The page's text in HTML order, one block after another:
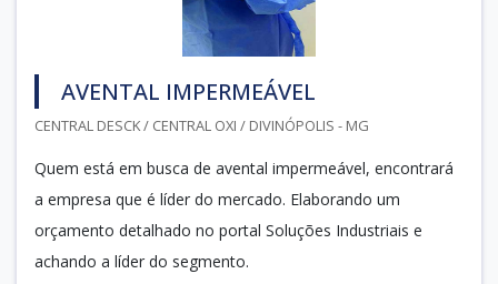
AVENTAL IMPERMEÁVEL
CENTRAL DESCK / CENTRAL OXI / DIVINÓPOLIS - MG
Quem está em busca de avental impermeável, encontrará
a empresa que é líder do mercado. Elaborando um
orçamento detalhado no portal Soluções Industriais e
achando a líder do segmento.